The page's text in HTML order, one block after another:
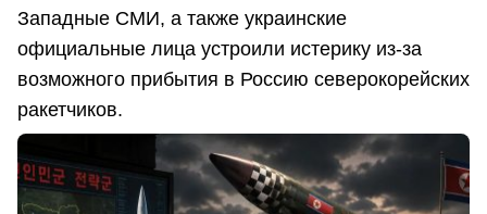
Западные СМИ, а также украинские
официальные лица устроили истерику из-за
возможного прибытия в Россию северокорейских
ракетчиков.